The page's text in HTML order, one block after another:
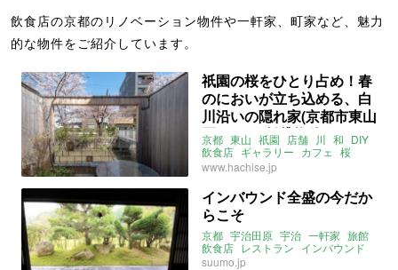
飲食店の京都のリノベーション物件や一軒家、町家など、魅力
的な物件をご紹介しています。
祇園の桜をひとり占め！春
のにおいが立ち込める、白
川沿いの隠れ家(京都市東山
区61ｍ²の賃貸物件)
京都 東山 祇園 店舗 川 和 DIY
飲食店 ギャラリー カフェ 桜
八清 大家女子
www.hachise.jp
インバウンド全盛の今だか
らこそ
京都 宇治田原 宇治 一軒家 旅館
飲食店 レストラン インバウンド
suumo.jp